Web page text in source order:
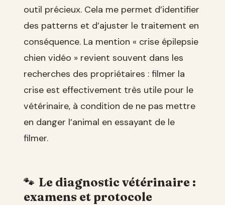
outil précieux. Cela me permet d’identifier
des patterns et d’ajuster le traitement en
conséquence. La mention « crise épilepsie
chien vidéo » revient souvent dans les
recherches des propriétaires : filmer la
crise est effectivement très utile pour le
vétérinaire, à condition de ne pas mettre
en danger l’animal en essayant de le
filmer.
Le diagnostic vétérinaire :
examens et protocole